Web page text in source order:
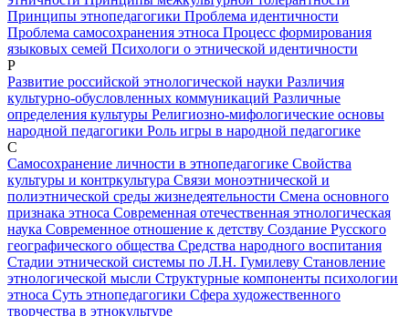
Принципы этнопедагогики Проблема идентичности
Проблема самосохранения этноса Процесс формирования
языковых семей Психологи о этнической идентичности
Р
Развитие российской этнологической науки Различия
культурно-обусловленных коммуникаций Различные
определения культуры Религиозно-мифологические основы
народной педагогики Роль игры в народной педагогике
С
Самосохранение личности в этнопедагогике Свойства
культуры и контркультура Связи моноэтнической и
полиэтнической среды жизнедеятельности Смена основного
признака этноса Современная отечественная этнологическая
наука Современное отношение к детству Создание Русского
географического общества Средства народного воспитания
Стадии этнической системы по Л.Н. Гумилеву Становление
этнологической мысли Структурные компоненты психологии
этноса Суть этнопедагогики Сфера художественного
творчества в этнокультуре